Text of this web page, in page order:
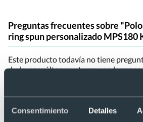
Consentimiento Detalles
Preguntas frecuentes sobre
ring spun personalizado MPS180
Este producto todavía no tiene
duda, consúltanos y te